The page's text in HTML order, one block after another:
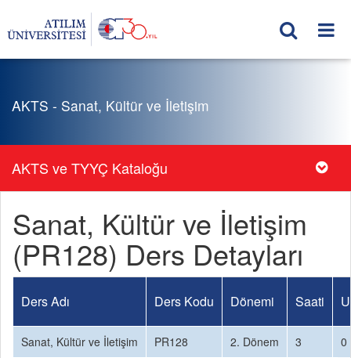
AKTS - Sanat, Kültür ve İletişim
AKTS ve TYYÇ Kataloğu
Sanat, Kültür ve İletişim
(PR128) Ders Detayları
Ders Adı Ders Kodu Dönemi Saati
Sanat, Kültür ve İletişim PR128 2. Dönem 3 0